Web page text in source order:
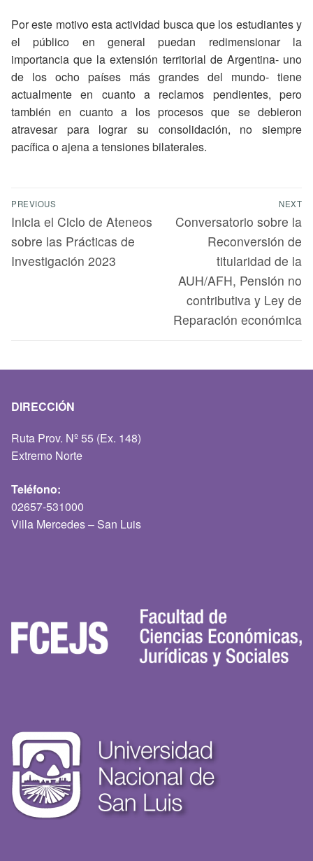
Por este motivo esta actividad busca que los estudiantes y
el público en general puedan redimensionar la
importancia que la extensión territorial de Argentina- uno
de los ocho países más grandes del mundo- tiene
actualmente en cuanto a reclamos pendientes, pero
también en cuanto a los procesos que se debieron
atravesar para lograr su consolidación, no siempre
pacífica o ajena a tensiones bilaterales.
PREVIOUS
Inicia el Ciclo de Ateneos
sobre las Prácticas de
Investigación 2023
NEXT
Conversatorio sobre la
Reconversión de
titularidad de la
AUH/AFH, Pensión no
contributiva y Ley de
Reparación económica
DIRECCIÓN
Ruta Prov. Nº 55 (Ex. 148)
Extremo Norte
Teléfono:
02657-531000
Villa Mercedes – San Luis